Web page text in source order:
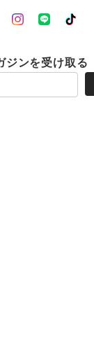
ジンを受け取る